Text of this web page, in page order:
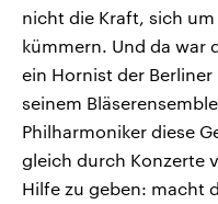
nicht die Kraft, sich
kümmern. Und da war
ein Hornist der
seinem
Philharmoniker diese
gleich durch Konzerte
Hilfe zu geben: macht